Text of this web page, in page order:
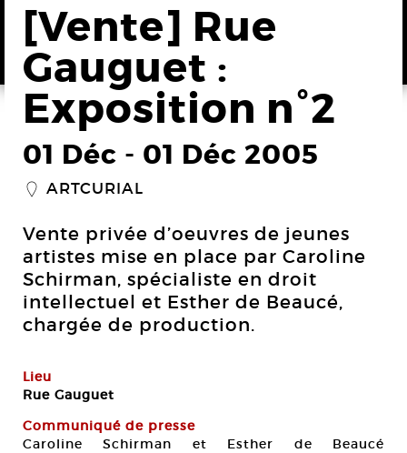
[Vente] Rue
Gauguet :
Exposition n°2
01 Déc - 01 Déc 2005
_ ARTCURIAL
Vente privée d’oeuvres de jeunes
artistes mise en place par Caroline
Schirman, spécialiste en droit
intellectuel et Esther de Beaucé,
chargée de production.
Lieu
Rue Gauguet
Communiqué de presse
Caroline Schirman et Esther de Beaucé